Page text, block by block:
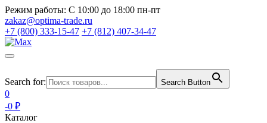
Режим работы: С 10:00 до 18:00 пн-пт
zakaz@optima-trade.ru
+7 (800) 333-15-47 +7 (812) 407-34-47
Search for: Search Button
0
-0 ₽
Каталог